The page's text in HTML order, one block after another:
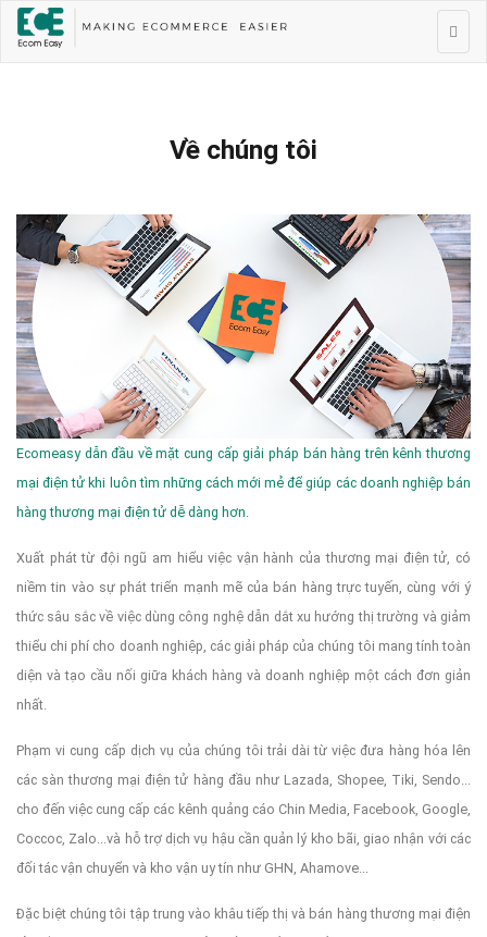
Về chúng tôi
Ecomeasy dẫn đầu về mặt cung cấp giải pháp bán hàng trên kênh thương
mại điện tử khi luôn tìm những cách mới mẻ để giúp các doanh nghiệp bán
hàng thương mại điện tử dễ dàng hơn.
Xuất phát từ đội ngũ am hiểu việc vận hành của thương mại điện tử, có
niềm tin vào sự phát triển mạnh mẽ của bán hàng trực tuyến, cùng với ý
thức sâu sắc về việc dùng công nghệ dẫn dắt xu hướng thị trường và giảm
thiểu chi phí cho doanh nghiệp, các giải pháp của chúng tôi mang tính toàn
diện và tạo cầu nối giữa khách hàng và doanh nghiệp một cách đơn giản
nhất.
Phạm vi cung cấp dịch vụ của chúng tôi trải dài từ việc đưa hàng hóa lên
các sàn thương mại điện tử hàng đầu như Lazada, Shopee, Tiki, Sendo...
cho đến việc cung cấp các kênh quảng cáo Chin Media, Facebook, Google,
Coccoc, Zalo...và hỗ trợ dịch vụ hậu cần quản lý kho bãi, giao nhận với các
đối tác vận chuyển và kho vận uy tín như GHN, Ahamove...
Đặc biệt chúng tôi tập trung vào khâu tiếp thị và bán hàng thương mại điện